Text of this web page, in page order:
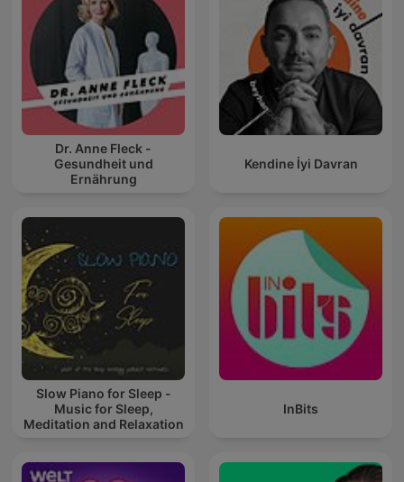
Dr. Anne Fleck -
Gesundheit und
Ernährung
Kendine İyi Davran
Slow Piano for Sleep -
Music for Sleep,
Meditation and Relaxation
InBits